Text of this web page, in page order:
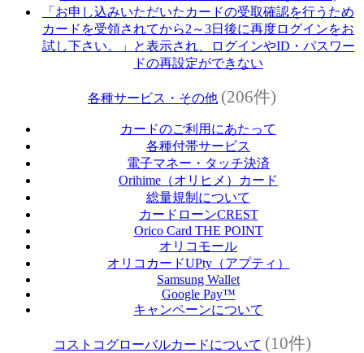
「お申し込みいただいたカードの受取確認を行うため
カードを受領されてから2～3日後に再度ログインをお
試し下さい。」と表示され、ログインやID・パスワー
ドの再設定ができない
各種サービス・その他 (206件)
カードのご利用にあたって
各種付帯サービス
電子マネー・タッチ決済
Orihime（オリヒメ）カード
総量規制について
カードローンCREST
Orico Card THE POINT
オリコモール
オリコカードUPty（アプティ）
Samsung Wallet
Google Pay™
キャンペーンについて
コストコグローバルカードについて (10件)